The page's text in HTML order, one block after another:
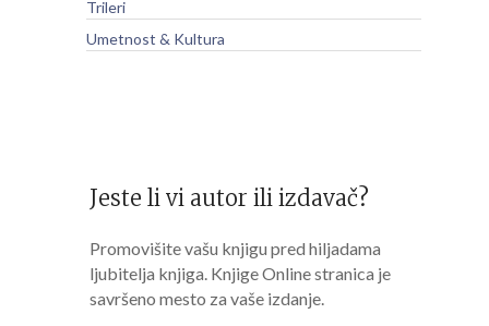
Trileri
Umetnost & Kultura
Jeste li vi autor ili izdavač?
Promovišite vašu knjigu pred hiljadama
ljubitelja knjiga. Knjige Online stranica je
savršeno mesto za vaše izdanje.